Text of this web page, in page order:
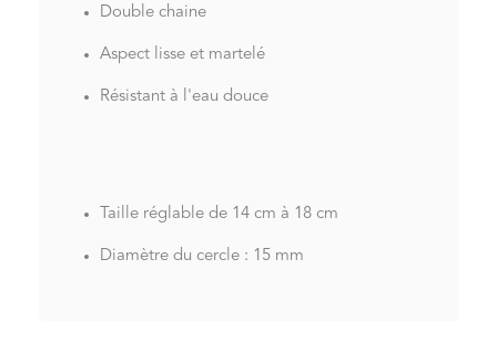
Double chaine
Aspect lisse et martelé
Résistant à l'eau douce
Taille réglable de 14 cm à 18 cm
Diamètre du cercle : 15 mm